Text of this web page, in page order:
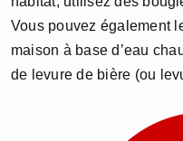
Vous pouvez également
maison à base d’eau
de levure de bière (ou